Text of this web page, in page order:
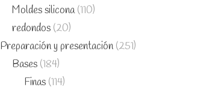
Moldes silicona (110)
redondos (20)
Preparación y presentación (251)
Bases (184)
Finas (114)